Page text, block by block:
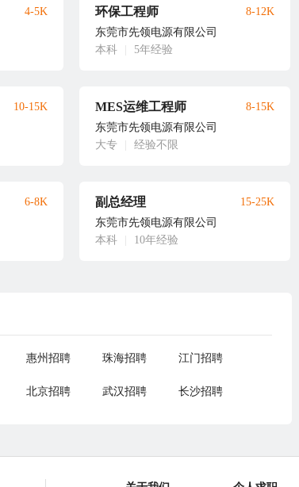
4-5K 环保工程师
东莞市先领电源有限公司
本科
5年经验
8-12K
10-15K MES运维工程师
东莞市先领电源有限公司
大专
经验不限
8-15K
6-8K 副总经理
东莞市先领电源有限公司
本科
10年经验
15-25K
惠州招聘 珠海招聘 江门招聘
北京招聘 武汉招聘 长沙招聘